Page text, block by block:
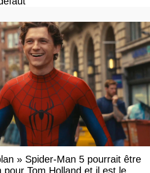
» Spider-Man 5 pourrait être
Tom Holland et il est le